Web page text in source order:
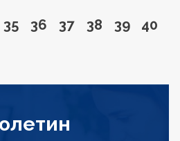
page
Go to page
35 Go to page
36 Go to page
37 Go to page
38 Go to
39 Go
40